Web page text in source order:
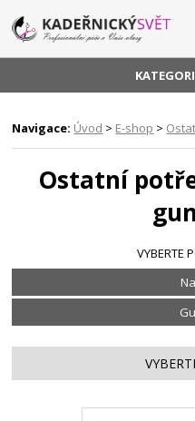
Navigace: Úvod > E-shop >
Ostatní
VYBERTE